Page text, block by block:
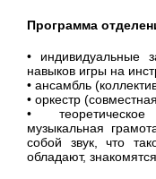
Программа
• индивидуальные
навыков игры на
• ансамбль
• оркестр
•
музыкальная
собой звук, что
обладают,